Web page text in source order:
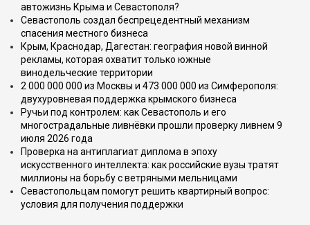
автожизнь Крыма и Севастополя?
Севастополь создал беспрецедентный механизм
спасения местного бизнеса
Крым, Краснодар, Дагестан: география новой винной
рекламы, которая охватит только южные
винодельческие территории
2 000 000 000 из Москвы и 473 000 000 из Симферополя:
двухуровневая поддержка крымского бизнеса
Ручьи под контролем: как Севастополь и его
многострадальные ливнёвки прошли проверку ливнем 9
июля 2026 года
Проверка на антиплагиат диплома в эпоху
искусственного интеллекта: как российские вузы тратят
миллионы на борьбу с ветряными мельницами
Севастопольцам помогут решить квартирный вопрос:
условия для получения поддержки